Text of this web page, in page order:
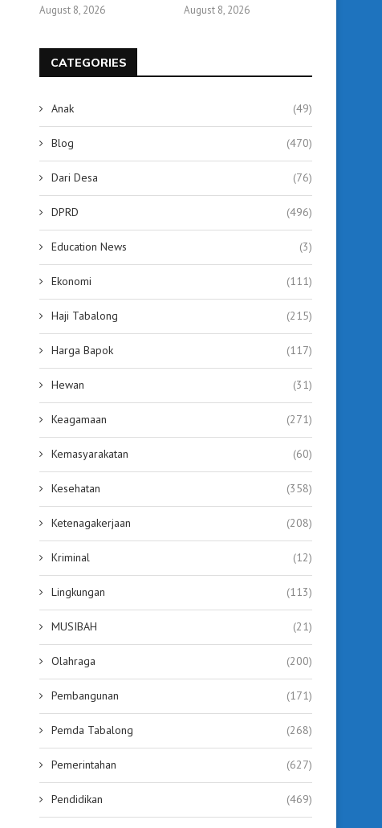
Belajar Gotong Royong &
Menghargai Makanan, Siswa
SMAN...
August 6, 2026
Program Berbagi Ceria
Banua Lawas,
August 5, 2026
August 8, 2026 August 8, 2026
CATEGORIES
Anak (49)
Blog (470)
Dari Desa (76)
DPRD (496)
Education News (3)
Ekonomi (111)
Haji Tabalong (215)
Harga Bapok (117)
Hewan (31)
Keagamaan (271)
Kemasyarakatan (60)
Kesehatan (358)
Ketenagakerjaan (208)
Kriminal (12)
Lingkungan (113)
MUSIBAH (21)
Olahraga (200)
Pembangunan (171)
Pemda Tabalong (268)
Pemerintahan (627)
Pendidikan (469)